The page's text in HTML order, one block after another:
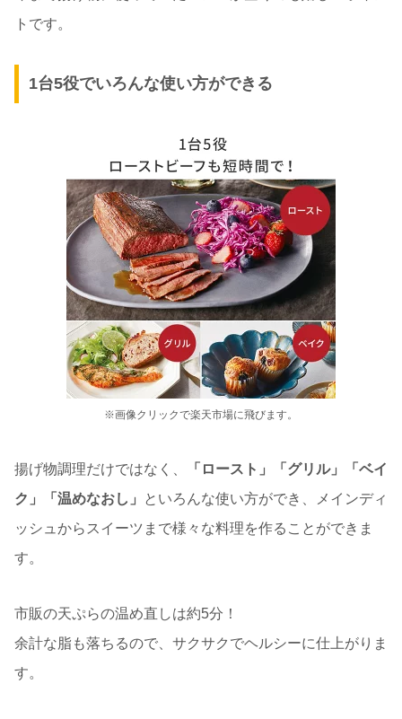
トです。
1台5役でいろんな使い方ができる
※画像クリックで楽天市場に飛びます。
揚げ物調理だけではなく、
「ロースト」「グリル」「ベイ
ク」「温めなおし」
といろんな使い方ができ、メインディ
ッシュからスイーツまで様々な料理を作ることができま
す。
市販の天ぷらの温め直しは約5分！
余計な脂も落ちるので、サクサクでヘルシーに仕上がりま
す。